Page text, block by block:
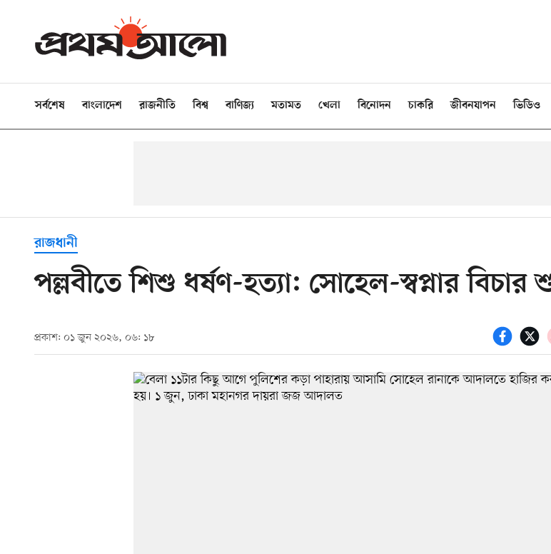
সর্বশেষ বাংলাদেশ রাজনীতি বিশ্ব বাণিজ্য মতামত খেলা বিনোদন চাকরি জীবনযাপন ভিডিও
রাজধানী
পল্লবীতে শিশু ধর্ষণ-হত্যা: সোহেল-স্বপ্নার
প্রকাশ: ০১ জুন ২০২৬, ০৬: ১৮